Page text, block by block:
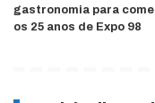
gastronomia para
os 25 anos de Expo 98